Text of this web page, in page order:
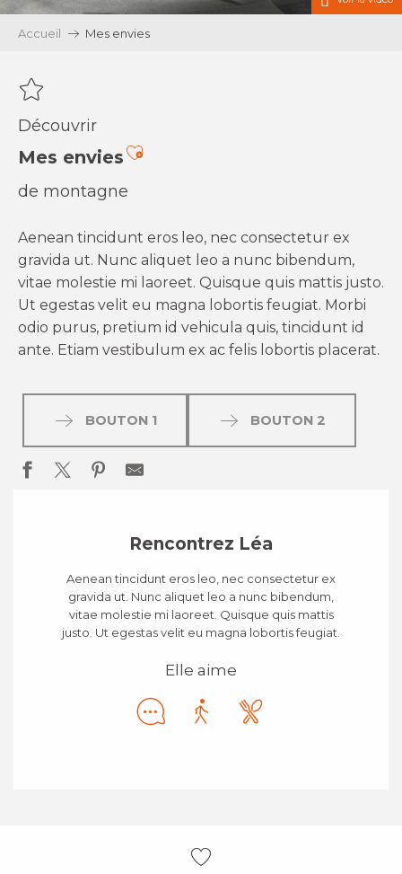
Accueil Mes envies
Découvrir
Mes enviesAjouter aux favoris
de montagne
Aenean tincidunt eros leo, nec consectetur ex
gravida ut. Nunc aliquet leo a nunc bibendum,
vitae molestie mi laoreet. Quisque quis mattis justo.
Ut egestas velit eu magna lobortis feugiat. Morbi
odio purus, pretium id vehicula quis, tincidunt id
ante. Etiam vestibulum ex ac felis lobortis placerat.
BOUTON 1 BOUTON 2
Rencontrez Léa
Aenean tincidunt eros leo, nec consectetur ex
gravida ut. Nunc aliquet leo a nunc bibendum,
vitae molestie mi laoreet. Quisque quis mattis
justo. Ut egestas velit eu magna lobortis feugiat.
Elle aime